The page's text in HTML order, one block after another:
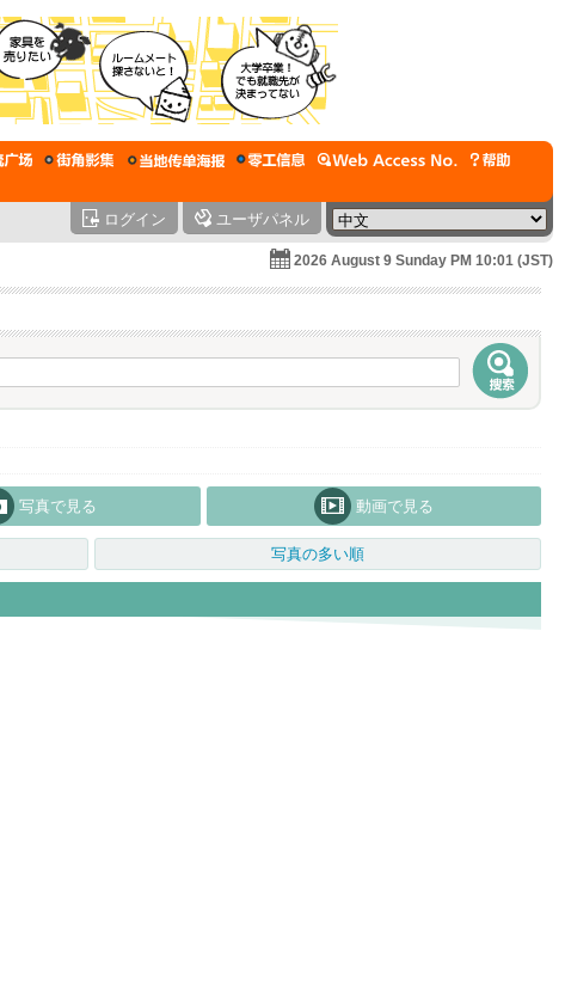
ログイン ユーザパネル
2026 August 9 Sunday PM 10:01 (JST)
写真で見る 動画で見る
写真の多い順